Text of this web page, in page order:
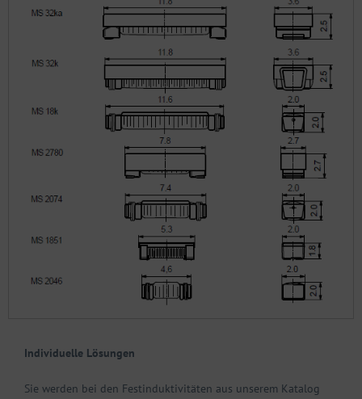
Individuelle Lösungen
Sie werden bei den Festinduktivitäten aus unserem Katalog